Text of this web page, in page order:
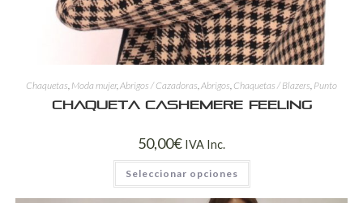
Chaquetas, Moda mujer,Abrigos / Cazadoras,Abrigos, Chaquetas / Blazers, Punto
Chaqueta Cashemere feeling
50,00€ IVA Inc.
Seleccionar opciones